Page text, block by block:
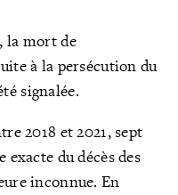
la mort de
à la persécution du
signalée.
2018 et 2021, sept
exacte du décès des
inconnue. En